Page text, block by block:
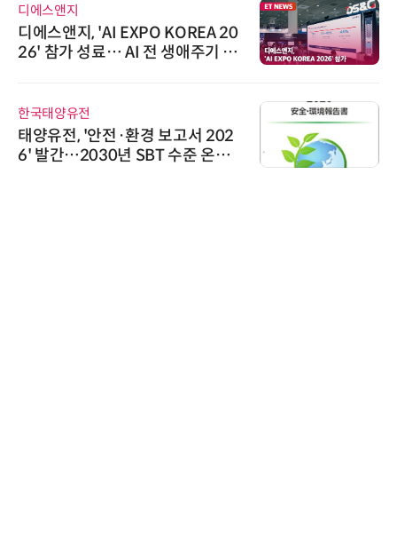
디에스앤지
디에스앤지, 'AI EXPO KOREA 20
26' 참가 성료… AI 전 생애주기 아
한국태양유전
태양유전, '안전·환경 보고서 202
6' 발간…2030년 SBT 수준 온실